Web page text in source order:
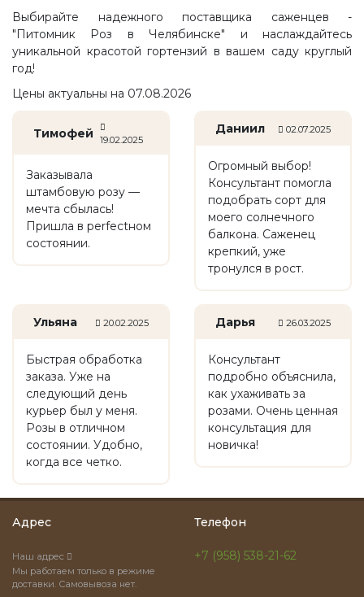
Выбирайте надежного поставщика саженцев -
"Питомник Роз в Челябинске" и наслаждайтесь
уникальной красотой гортензий в вашем саду круглый
год!
Цены актуальны на 07.08.2026
Тимофей 19.02.2025
Заказывала
штамбовую розу —
мечта сбылась!
Пришла в perfectном
состоянии.
Даниил 02.07.2025
Огромный выбор!
Консультант помогла
подобрать сорт для
моего солнечного
балкона. Саженец
крепкий, уже
тронулся в рост.
Ульяна 20.02.2025
Быстрая обработка
заказа. Уже на
следующий день
курьер был у меня.
Розы в отличном
состоянии. Удобно,
когда все четко.
Дарья 26.03.2025
Консультант
подробно объяснила,
как ухаживать за
розами. Очень ценная
консультация для
новичка!
Адрес
Наш адрес
Мы работаем только в режиме
доставки. Самовывоза нет.
Телефон
+7 (958) 538-21-62